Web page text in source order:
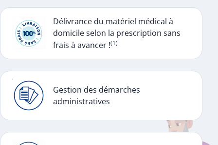
Délivrance du matériel médical à
domicile selon la prescription sans
frais à avancer !(1)
Gestion des démarches
administratives